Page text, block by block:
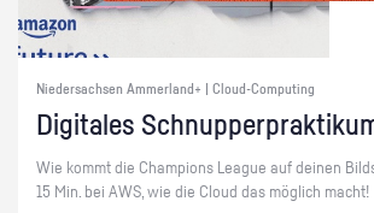
Niedersachsen Ammerland+ | Cloud-Computing
Di­gi­ta­les
Wie kommt die Cham­pi­ons Le­ague auf dei­nen
15 Min. bei AWS, wie die Cloud das mög­lich macht!